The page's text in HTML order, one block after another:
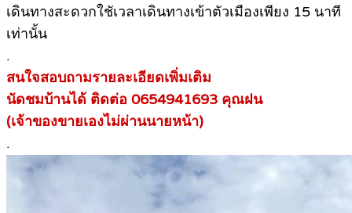
เดินทางสะดวกใชัเวลาเดินทางเข้าตัวเมืองเพียง 15 นาที
เท่านั้น
.
สนใจสอบถามรายละเอียดเพิ่มเติม
นัดชมบ้านได้ ติดต่อ 0654941693 คุณฝน
(เจ้าของขายเองไม่ผ่านนายหน้า)
.